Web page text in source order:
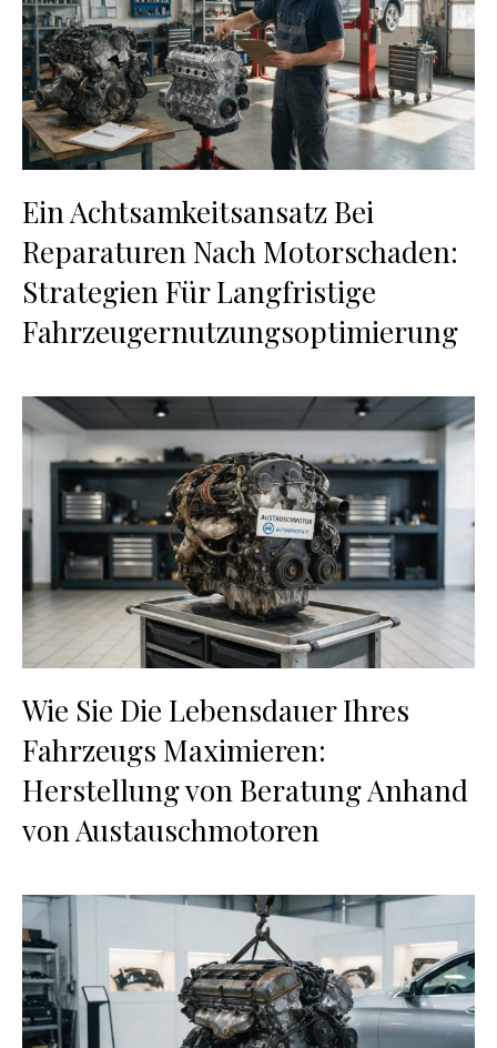
Ein Achtsamkeitsansatz Bei
Reparaturen Nach Motorschaden:
Strategien Für Langfristige
Fahrzeugernutzungsoptimierung
Wie Sie Die Lebensdauer Ihres
Fahrzeugs Maximieren:
Herstellung von Beratung Anhand
von Austauschmotoren